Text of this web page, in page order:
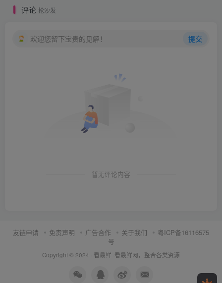
评论 抢沙发
欢迎您留下宝贵的见解！ 提交
暂无评论内容
友链申请 免责声明 广告合作 关于我们
粤ICP备16116575
号
Copyright © 2024 · 看最鲜 ·看最鲜网，整合各类资源